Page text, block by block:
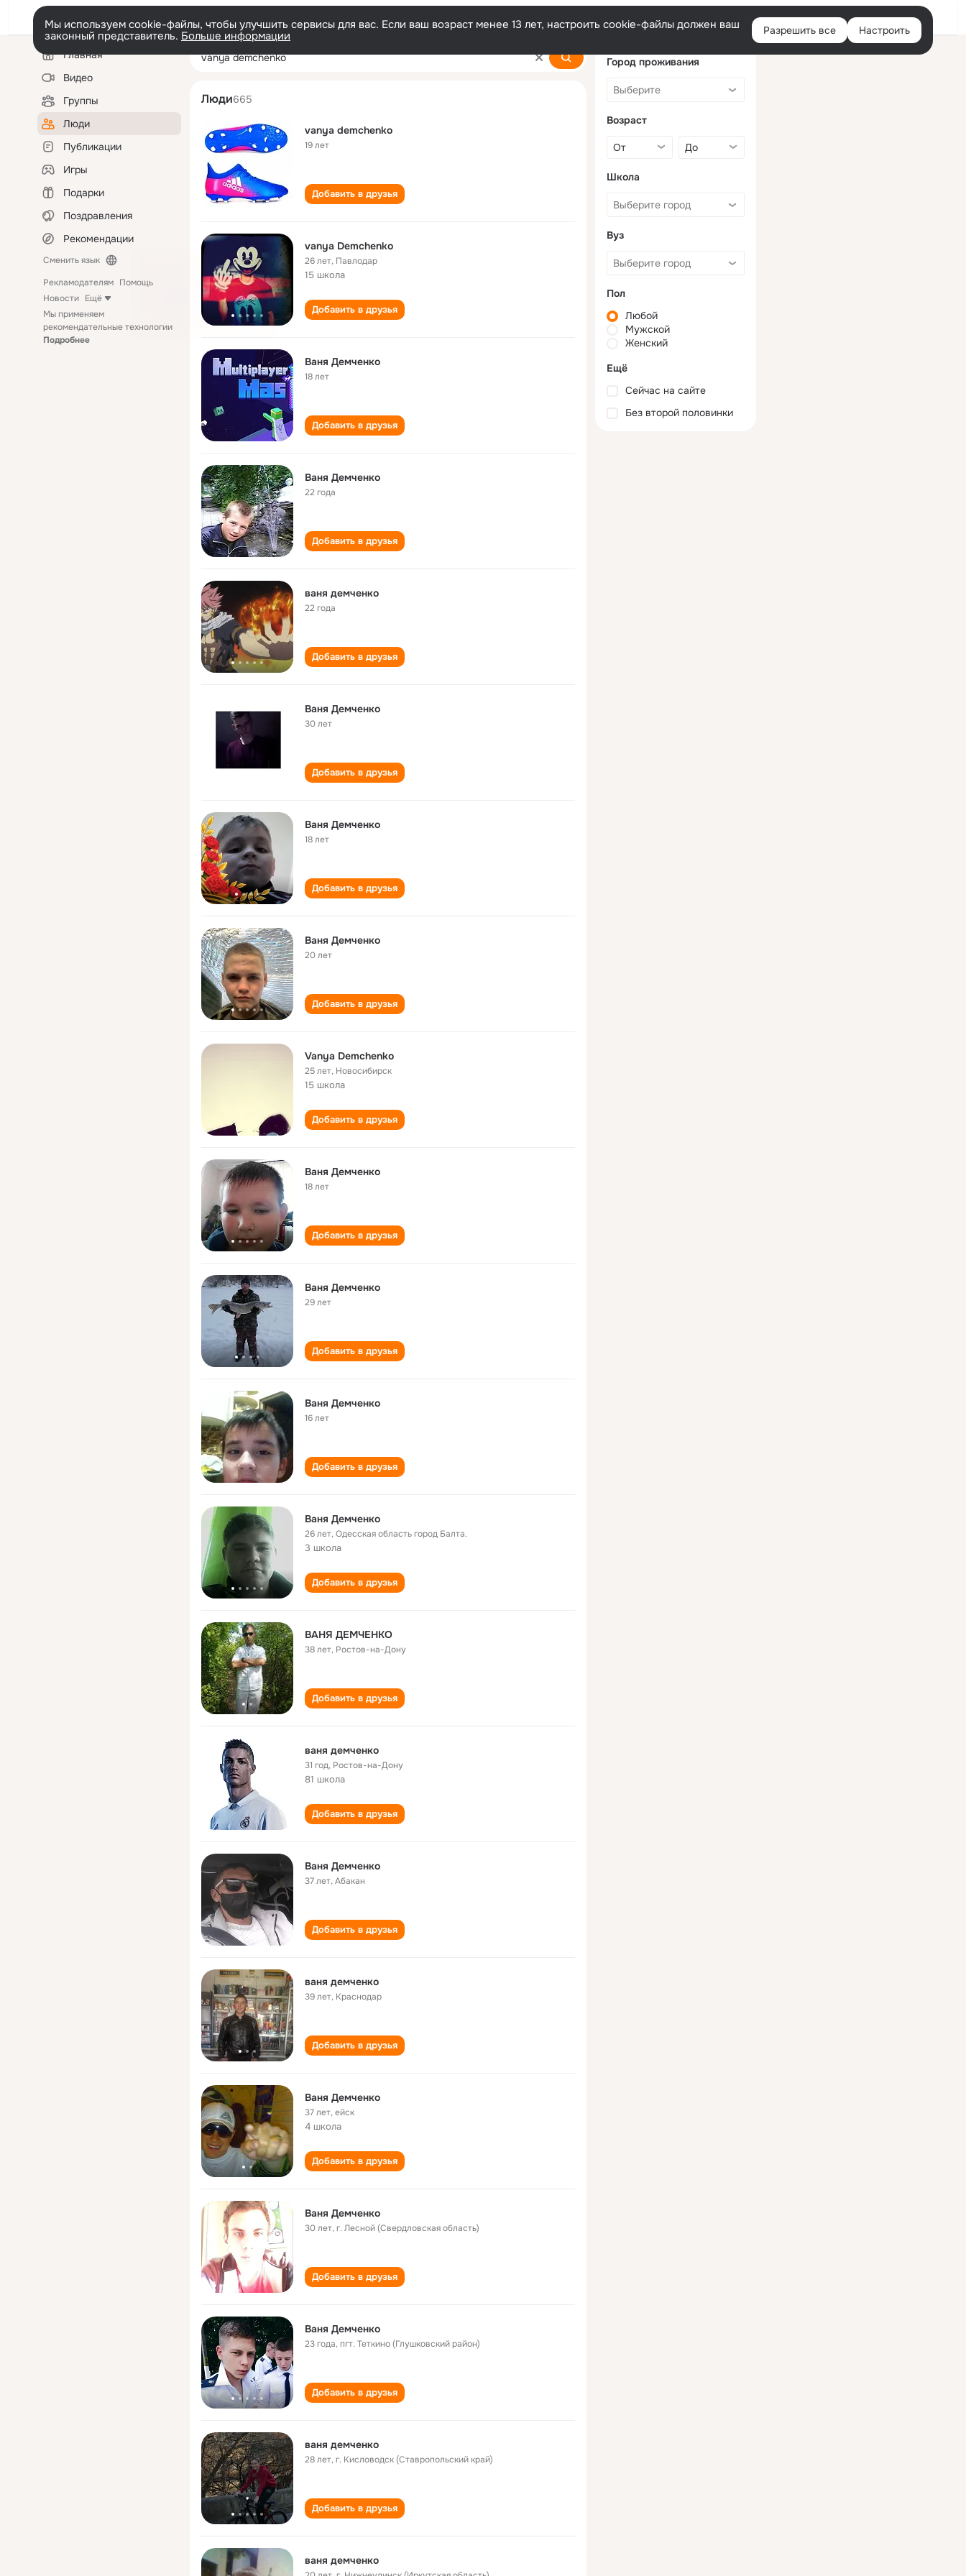
Войти
Мы используем cookie-файлы, чтобы улучшить сервисы для вас. Если ваш возраст менее 13 лет, настроить cookie-файлы должен ваш
законный представитель. Больше информации Разрешить все Настроить
Левая
колонкаГлавная
Видео
Группы
Люди
Публикации
Игры
Подарки
Поздравления
Рекомендации
Сменить язык
Рекламодателям Помощь
Новости Ещё
Мы применяем
рекомендательные технологии
Подробнее
vanya demchenko
Люди665
vanya demchenko
19 лет
Добавить в друзья
vanya Demchenko
26 лет, Павлодар
15 школа
Добавить в друзья
Ваня Демченко
18 лет
Добавить в друзья
Ваня Демченко
22 года
Добавить в друзья
ваня демченко
22 года
Добавить в друзья
Ваня Демченко
30 лет
Добавить в друзья
Ваня Демченко
18 лет
Добавить в друзья
Ваня Демченко
20 лет
Добавить в друзья
Vanya Demchenko
25 лет, Новосибирск
15 школа
Добавить в друзья
Ваня Демченко
18 лет
Добавить в друзья
Ваня Демченко
29 лет
Добавить в друзья
Ваня Демченко
16 лет
Добавить в друзья
Ваня Демченко
26 лет,Одесская область город Балта.
3 школа
Добавить в друзья
ВАНЯ ДЕМЧЕНКО
38 лет, Ростов-на-Дону
Добавить в друзья
ваня демченко
31 год, Ростов-на-Дону
81 школа
Добавить в друзья
Ваня Демченко
37 лет,Абакан
Добавить в друзья
ваня демченко
39 лет, Краснодар
Добавить в друзья
Ваня Демченко
37 лет,ейск
4 школа
Добавить в друзья
Ваня Демченко
30 лет,г. Лесной (Свердловская область)
Добавить в друзья
Ваня Демченко
23 года,пгт. Теткино (Глушковский район)
Добавить в друзья
ваня демченко
28 лет,г. Кисловодск (Ставропольский край)
Добавить в друзья
ваня демченко
Город проживания
Возраст
Школа
Вуз
Пол
Любой
Мужской
Женский
Ещё
Сейчас на сайте
Без второй половинки